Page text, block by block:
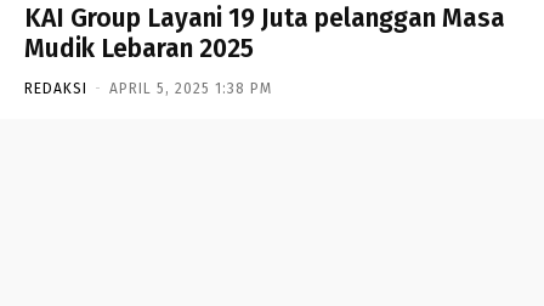
KAI Group Layani 19 Juta pelanggan Masa
Mudik Lebaran 2025
REDAKSI - APRIL 5, 2025 1:38 PM